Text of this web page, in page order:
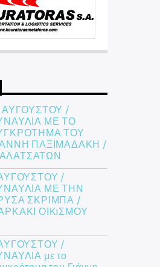
ΑΥΓΟΥΣΤΟΥ /
ΜΕ ΤΟ
ΤΟΥ
ΠΑΞΙΜΑΔΑΚΗ /
/
ΜΕ ΤΗΝ
ΣΚΡΙΜΠΑ /
ΟΙΚIΣΜΟΥ
/
με το